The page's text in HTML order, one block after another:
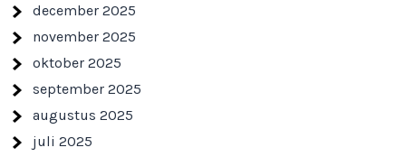
december 2025
november 2025
oktober 2025
september 2025
augustus 2025
juli 2025